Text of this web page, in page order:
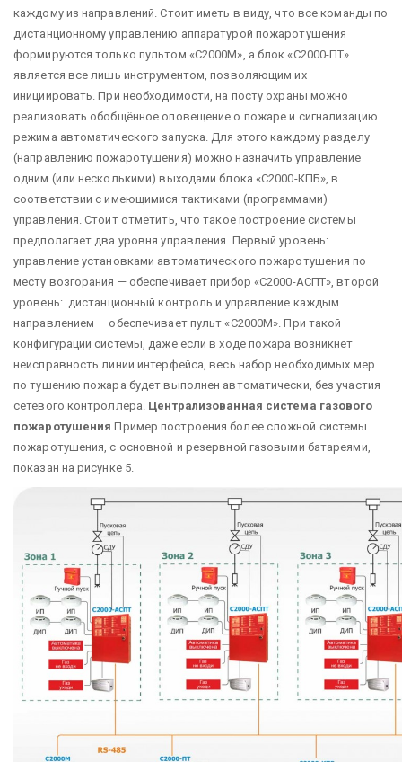
каждому из направлений. Стоит иметь в виду, что все команды по
дистанционному управлению аппаратурой пожаротушения
формируются только пультом «С2000М», а блок «С2000-ПТ»
является все лишь инструментом, позволяющим их
инициировать. При необходимости, на посту охраны можно
реализовать обобщённое оповещение о пожаре и сигнализацию
режима автоматического запуска. Для этого каждому разделу
(направлению пожаротушения) можно назначить управление
одним (или несколькими) выходами блока «С2000-КПБ», в
соответствии с имеющимися тактиками (программами)
управления. Стоит отметить, что такое построение системы
предполагает два уровня управления. Первый уровень:
управление установками автоматического пожаротушения по
месту возгорания — обеспечивает прибор «С2000-АСПТ», второй
уровень: дистанционный контроль и управление каждым
направлением — обеспечивает пульт «C2000М». При такой
конфигурации системы, даже если в ходе пожара возникнет
неисправность линии интерфейса, весь набор необходимых мер
по тушению пожара будет выполнен автоматически, без участия
сетевого контроллера. Централизованная система газового
пожаротушенияПример построения более сложной системы
пожаротушения, с основной и резервной газовыми батареями,
показан на рисунке 5.